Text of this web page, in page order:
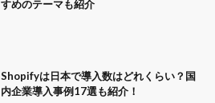
すめのテーマも紹介
Shopifyは日本で導入数はどれくらい？国
内企業導入事例17選も紹介！